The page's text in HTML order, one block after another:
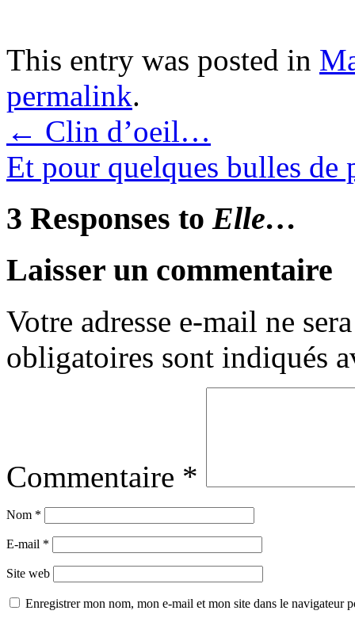
This entry was posted in
permalink.
← Clin d’oeil…
Et pour quelques bulles
3 Responses to Elle…
Laisser un commentaire
Votre adresse e-mail ne
obligatoires sont indiqués
Commentaire *
Nom *
E-mail *
Site web
Enregistrer mon nom, mon e-mail et mon site dans le navigateur